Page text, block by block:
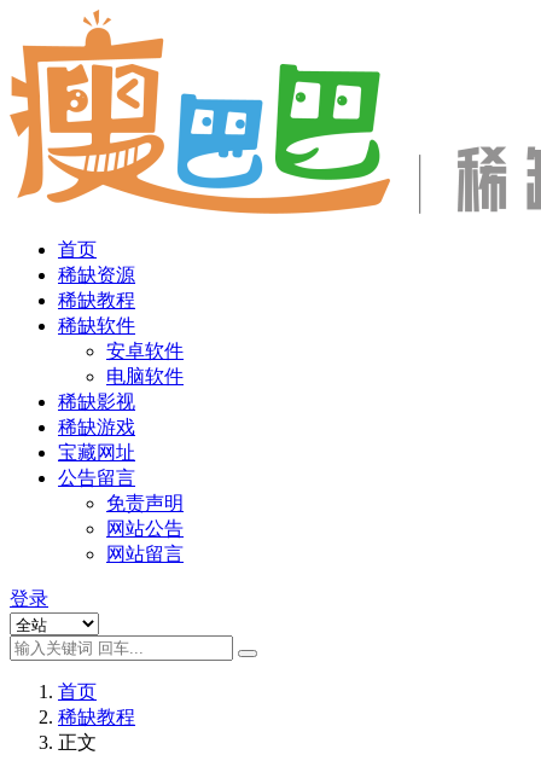
首页
稀缺资源
稀缺教程
稀缺软件
安卓软件
电脑软件
稀缺影视
稀缺游戏
宝藏网址
公告留言
免责声明
网站公告
网站留言
登录
首页
稀缺教程
正文